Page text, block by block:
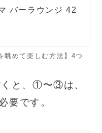
バーラウンジ 42
眺めて楽しむ方法】4つ
くと、①〜③は、
要です。